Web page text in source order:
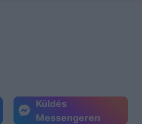
Küldés
Messengeren